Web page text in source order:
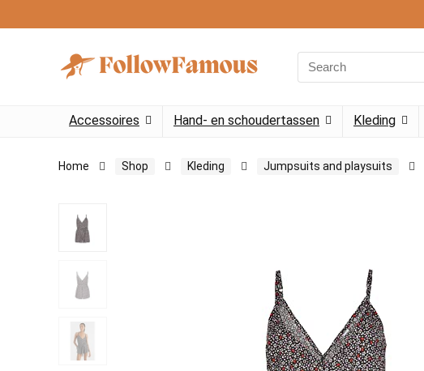
Search
for:
Accessoires Hand- en schoudertassen Kleding
Home Shop Kleding Jumpsuits and playsuits